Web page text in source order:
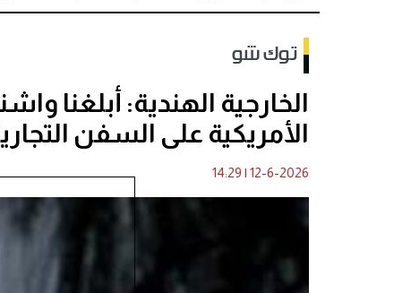
توك شو
الخارجية الهندية: أبلغنا
الأمريكية على السفن
12-6-2026
|
14:29